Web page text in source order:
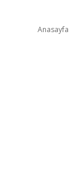
Anasayfa